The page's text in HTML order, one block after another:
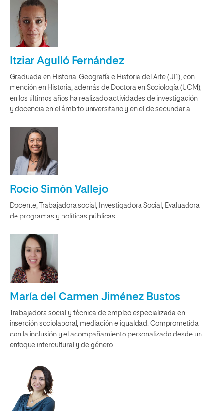
Itziar Agulló Fernández
Graduada en Historia, Geografía e Historia del Arte (UI1), con
mención en Historia, además de Doctora en Sociología (UCM),
en los últimos años ha realizado actividades de investigación
y docencia en el ámbito universitario y en el de secundaria.
Rocío Simón Vallejo
Docente, Trabajadora social, Investigadora Social, Evaluadora
de programas y políticas públicas.
María del Carmen Jiménez Bustos
Trabajadora social y técnica de empleo especializada en
inserción sociolaboral, mediación e igualdad. Comprometida
con la inclusión y el acompañamiento personalizado desde un
enfoque intercultural y de género.